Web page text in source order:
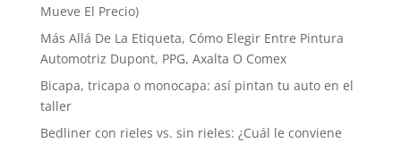
Mueve El Precio)
Más Allá De La Etiqueta, Cómo Elegir Entre Pintura
Automotriz Dupont, PPG, Axalta O Comex
Bicapa, tricapa o monocapa: así pintan tu auto en el
taller
Bedliner con rieles vs. sin rieles: ¿Cuál le conviene